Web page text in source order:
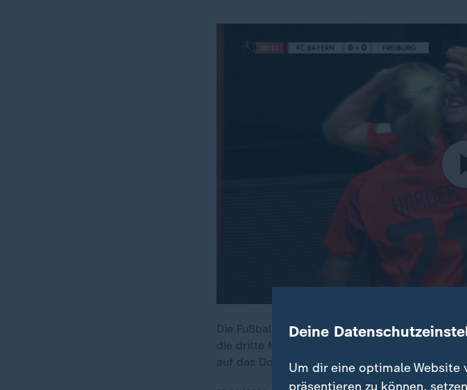
Die Fußballerinnen des FC Bayern konnten
die dritte Meisterschaft nacheinander sichern.
auf das Double.
Deine
Um dir eine optimale Website
präsentieren zu können,